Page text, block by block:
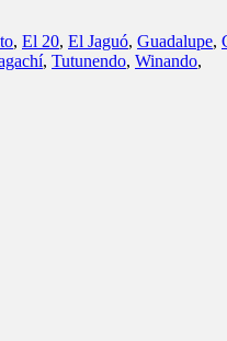
, El 20, El Jaguó, Guadalupe,
, Tutunendo, Winando,